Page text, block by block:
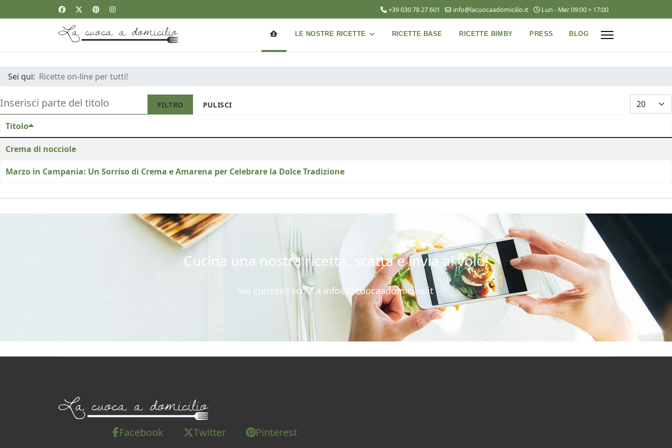
+39 030 78 27 601 info@lacuocaadomicilio.it Lun - Mer 09:00 > 17:00
LE NOSTRE RICETTE RICETTE BASE RICETTE BIMBY PRESS BLOG
Sei qui: Ricette on-line per tutti!
INSERISCI PARTE DEL TITOLO FILTRO PULISCI
Titolo
Crema di nocciole
Marzo in Campania: Un Sorriso di Crema e Amarena per Celebrare la Dolce Tradizione
Cucina una nostra ricetta, scatta e invia al volo!
Sei curioso? scrivi a info@lacuocaadomicilio.it
Facebook Twitter
Pinterest